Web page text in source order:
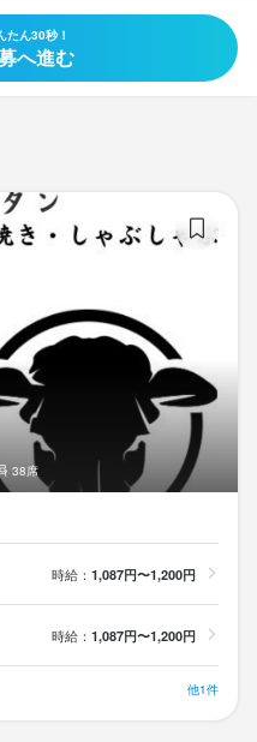
たん30秒！
へ進む
38席
時給： 1,087円〜1,200円
時給： 1,087円〜1,200円
他1件
たします。
セージ
ご応募ください！
安心してスタートできま
しい雰囲気のお店です！